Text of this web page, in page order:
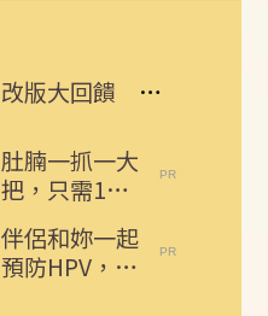
改版大回饋 熱門3C大獎接力送
肚腩一抓一大
把，只需1個
雞蛋，用一個
瘦一個
伴侶和妳一起
預防HPV，才